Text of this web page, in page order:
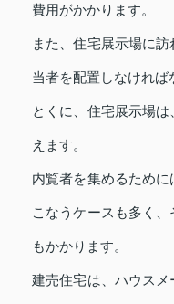
費用がかかります。
また、住宅展示場に
当者を配置しなければ
とくに、住宅展示場
えます。
内覧者を集めるため
こなうケースも多く
もかかります。
建売住宅は、ハウス